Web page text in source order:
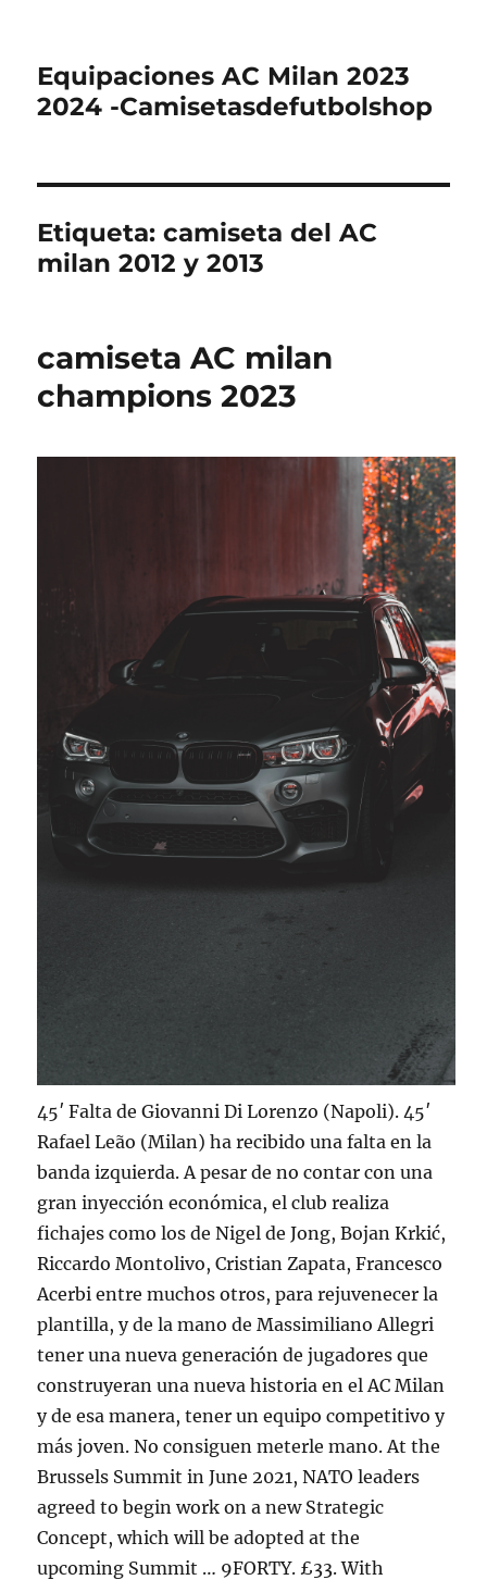
Equipaciones AC Milan 2023
2024 -Camisetasdefutbolshop
Etiqueta:camiseta del AC
milan 2012 y 2013
camiseta AC milan
champions 2023
45′ Falta de Giovanni Di Lorenzo (Napoli). 45′
Rafael Leão (Milan) ha recibido una falta en la
banda izquierda. A pesar de no contar con una
gran inyección económica, el club realiza
fichajes como los de Nigel de Jong, Bojan Krkić,
Riccardo Montolivo, Cristian Zapata, Francesco
Acerbi entre muchos otros, para rejuvenecer la
plantilla, y de la mano de Massimiliano Allegri
tener una nueva generación de jugadores que
construyeran una nueva historia en el AC Milan
y de esa manera, tener un equipo competitivo y
más joven. No consiguen meterle mano. At the
Brussels Summit in June 2021, NATO leaders
agreed to begin work on a new Strategic
Concept, which will be adopted at the
upcoming Summit … 9FORTY. £33. With